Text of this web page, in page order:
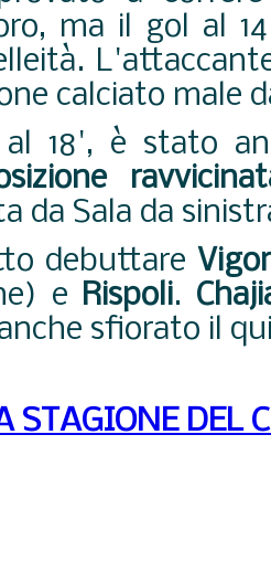
ma il gol al
calciato male
al 18', è stato
da Sala da
debuttare
e Rispoli.
sfiorato il
STAGIONE DEL